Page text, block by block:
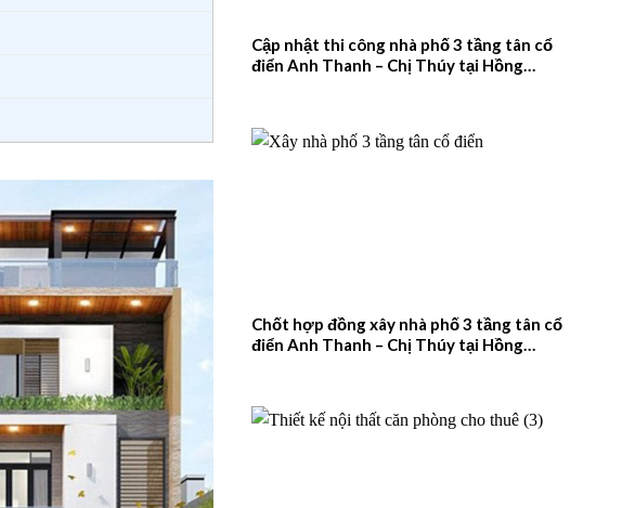
Cập nhật thi công nhà phố 3 tầng tân cổ
điển Anh Thanh – Chị Thúy tại Hồng
Chốt hợp đồng xây nhà phố 3 tầng tân cổ
điển Anh Thanh – Chị Thúy tại Hồng